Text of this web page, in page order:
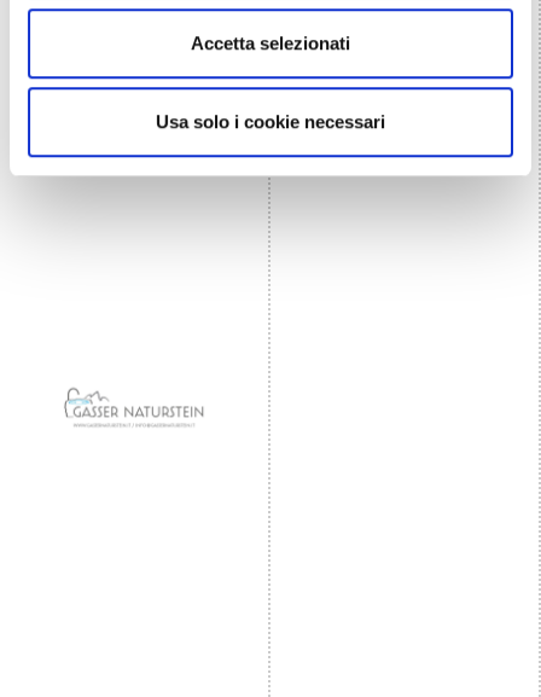
Accetta selezionati
Usa solo i cookie necessari